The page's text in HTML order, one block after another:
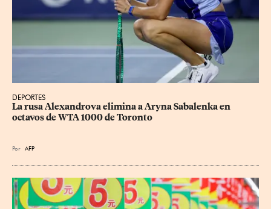
DEPORTES
La rusa Alexandrova elimina a Aryna Sabalenka en
octavos de WTA 1000 de Toronto
Por AFP